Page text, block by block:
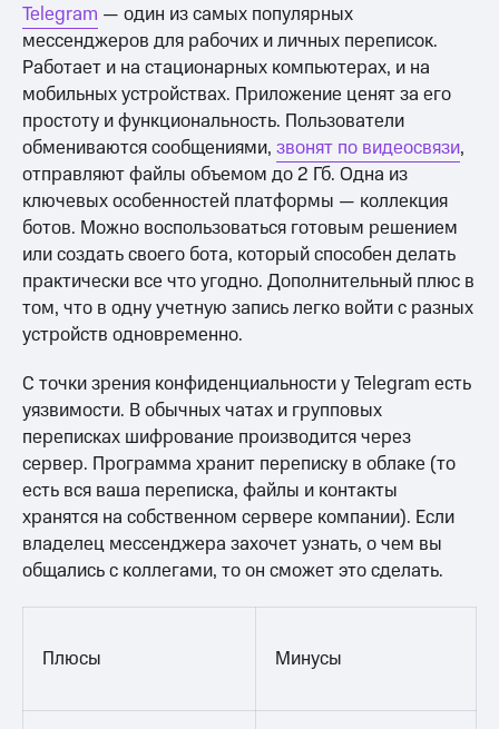
Telegram — один из самых популярных
мессенджеров для рабочих и личных переписок.
Работает и на стационарных компьютерах, и на
мобильных устройствах. Приложение ценят за его
простоту и функциональность. Пользователи
обмениваются сообщениями, звонят по видеосвязи,
отправляют файлы объемом до 2 Гб. Одна из
ключевых особенностей платформы — коллекция
ботов. Можно воспользоваться готовым решением
или создать своего бота, который способен делать
практически все что угодно. Дополнительный плюс в
том, что в одну учетную запись легко войти с разных
устройств одновременно.
С точки зрения конфиденциальности у Telegram есть
уязвимости. В обычных чатах и групповых
переписках шифрование производится через
сервер. Программа хранит переписку в облаке (то
есть вся ваша переписка, файлы и контакты
хранятся на собственном сервере компании). Если
владелец мессенджера захочет узнать, о чем вы
общались с коллегами, то он сможет это сделать.
Плюсы Минусы